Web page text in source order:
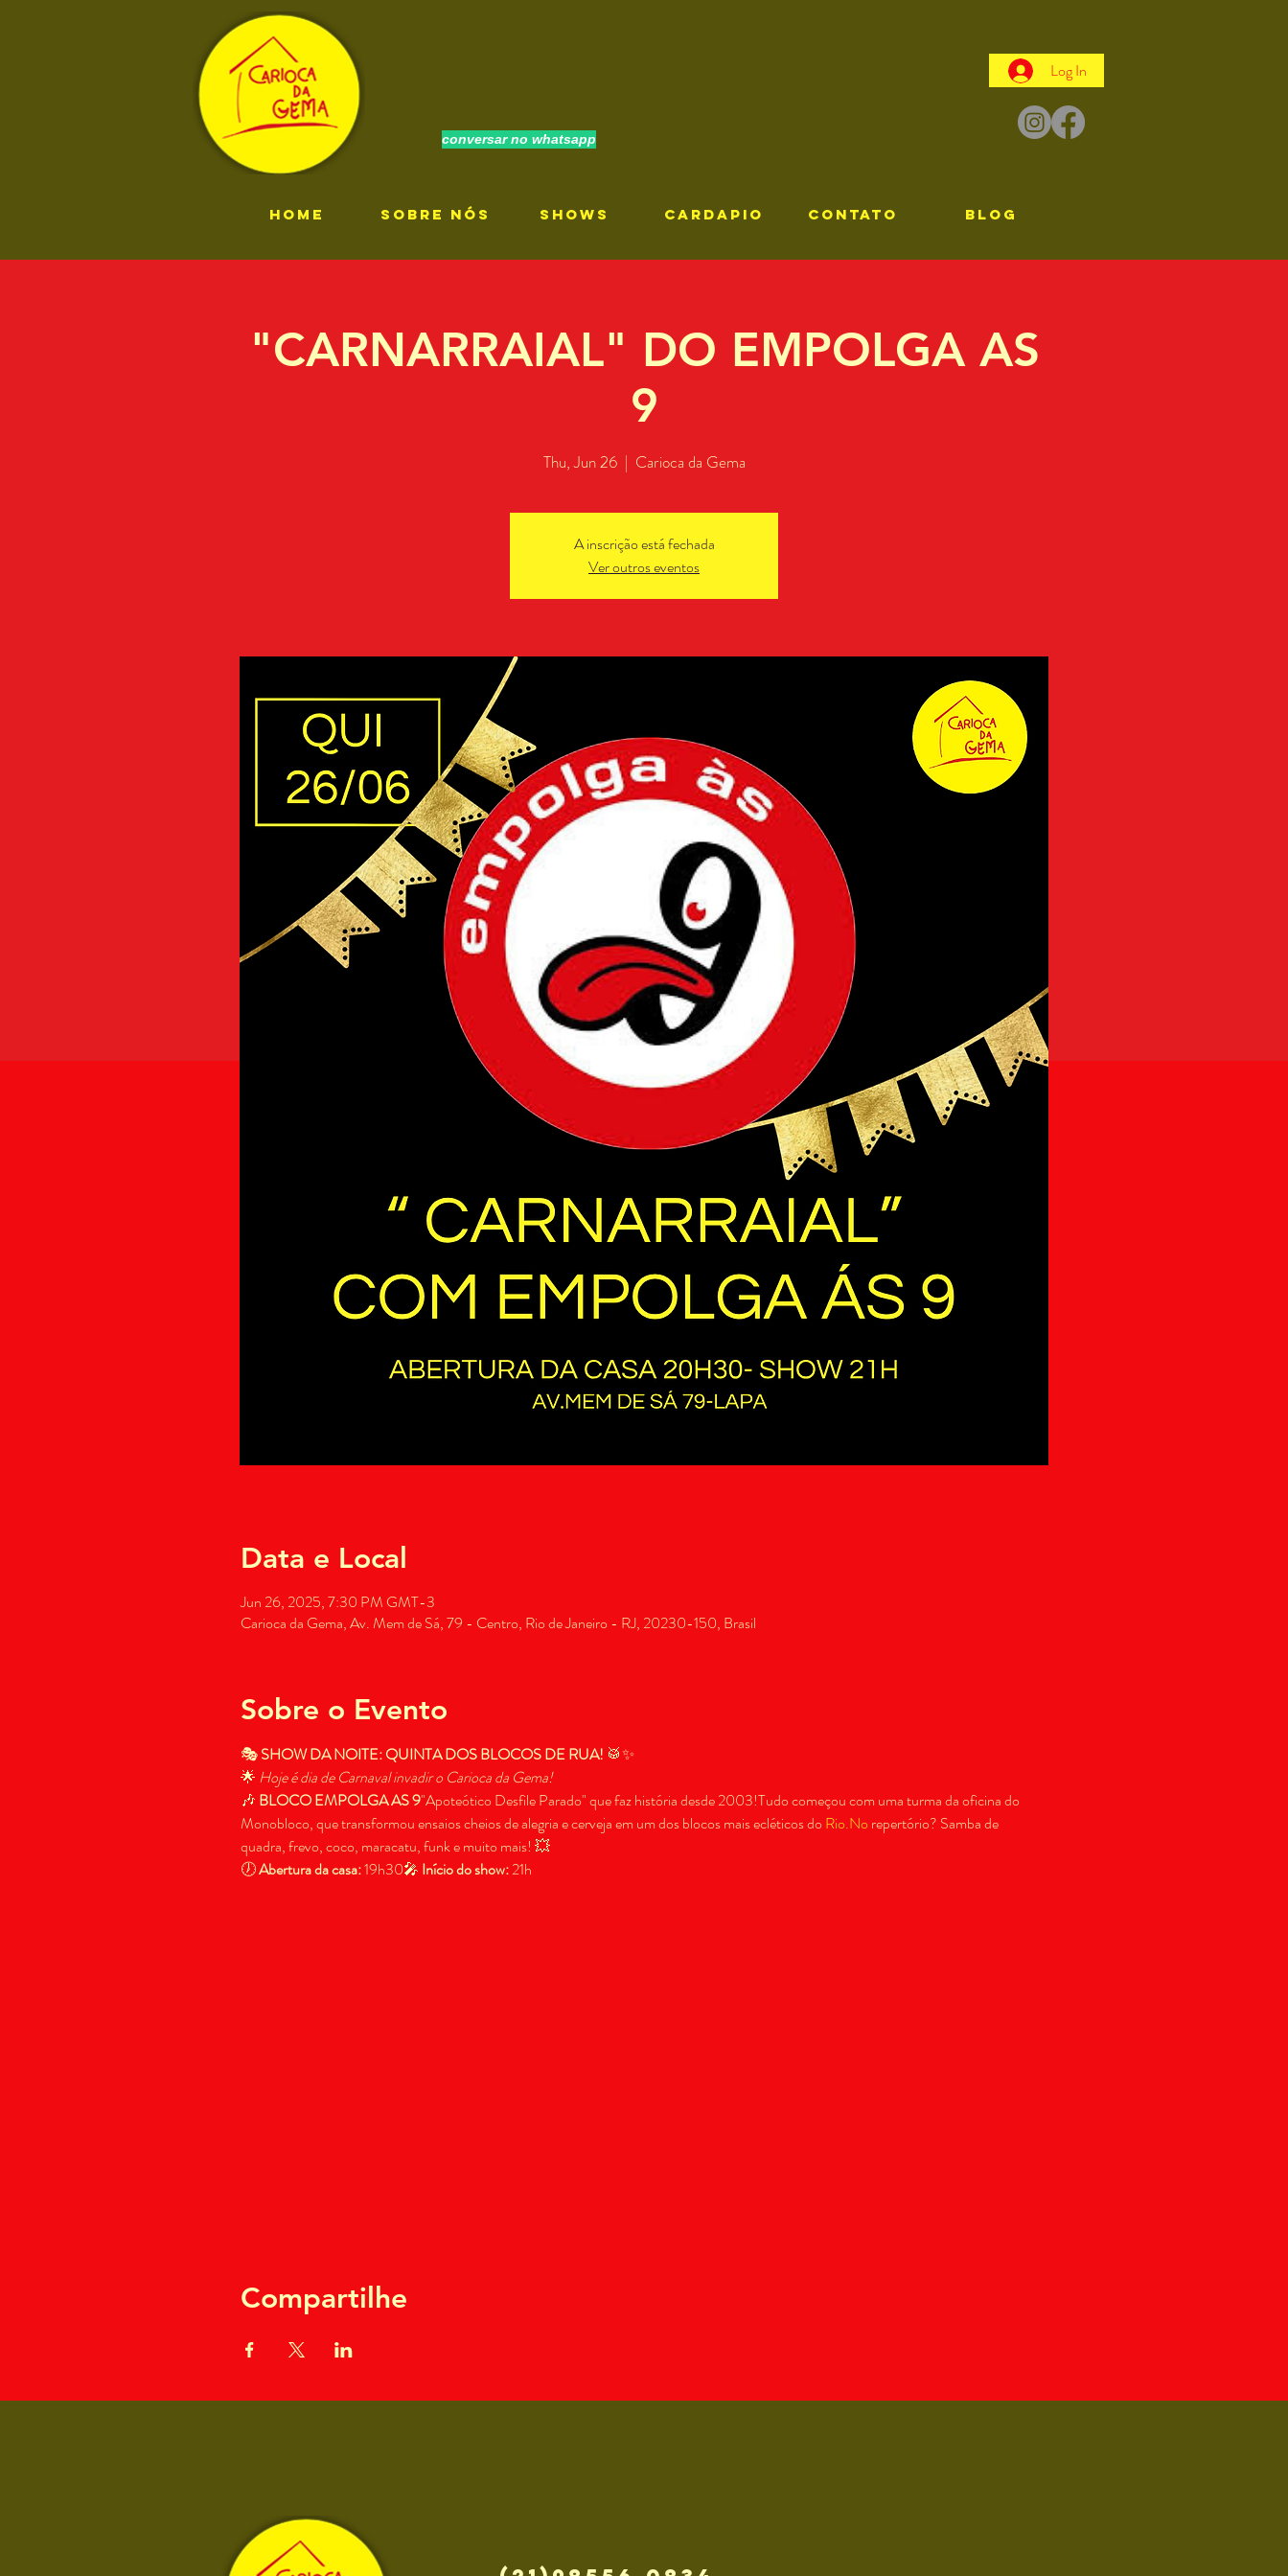
conversar no whatsapp
Log In
HOME SOBRE NÓS SHOWS CARDAPIO CONTATO Blog
"CARNARRAIAL" DO EMPOLGA AS
9
Thu, Jun 26
  |
Carioca da Gema
A inscrição está fechada
Ver outros eventos
Data e Local
Jun 26, 2025, 7:30 PM GMT-3
Carioca da Gema, Av. Mem de Sá, 79 - Centro, Rio de Janeiro - RJ, 20230-150, Brasil
Sobre o Evento
🎭 SHOW DA NOITE: QUINTA DOS BLOCOS DE RUA! 🥁✨
🌟 Hoje é dia de Carnaval invadir o Carioca da Gema!
🎶 BLOCO EMPOLGA AS 9"Apoteótico Desfile Parado" que faz história desde 2003!Tudo começou com uma turma da oficina do
Monobloco, que transformou ensaios cheios de alegria e cerveja em um dos blocos mais ecléticos do Rio.No repertório? Samba de
quadra, frevo, coco, maracatu, funk e muito mais! 💥
🕖 Abertura da casa: 19h30🎤 Início do show: 21h
Compartilhe